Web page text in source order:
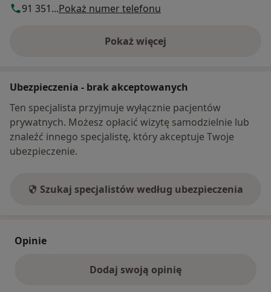
91 351...Pokaż numer telefonu
Pokaż więcej
o adresie
Ubezpieczenia - brak akceptowanych
Ten specjalista przyjmuje wyłącznie pacjentów
prywatnych. Możesz opłacić wizytę samodzielnie lub
znaleźć innego specjalistę, który akceptuje Twoje
ubezpieczenie.
Szukaj specjalistów według ubezpieczenia
Opinie
Dodaj swoją opinię